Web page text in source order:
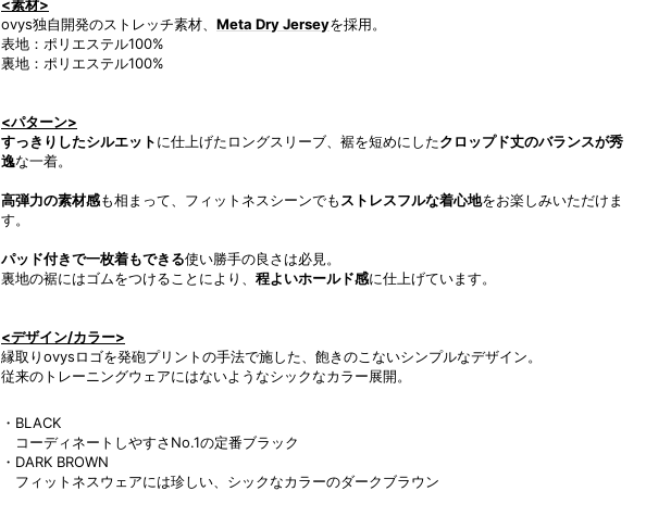
<素材>
ovys独自開発のストレッチ素材、 Meta Dry Jerseyを採用。
表地：ポリエステル100%
裏地：ポリエステル100%
<パターン>
すっきりしたシルエットに仕上げたロングスリーブ、裾を短めにしたクロップド丈のバランスが秀
逸な一着。
高弾力の素材感も相まって、フィットネスシーンでも ストレスフルな着心地をお楽しみいただけま
す。
パッド付きで一枚着もできる使い勝手の良さは必見。
裏地の裾にはゴムをつけることにより、 程よいホールド感に仕上げています。
<デザイン/カラー>
縁取りovysロゴを発砲プリントの手法で施した、飽きのこないシンプルなデザイン。
従来のトレーニングウェアにはないようなシックなカラー展開。
・BLACK
コーディネートしやすさNo.1の定番ブラック
・DARK BROWN
フィットネスウェアには珍しい、シックなカラーのダークブラウン